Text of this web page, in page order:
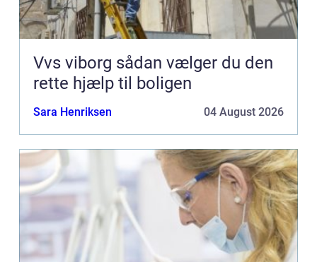
Vvs viborg sådan vælger du den
rette hjælp til boligen
Sara Henriksen 04 August 2026